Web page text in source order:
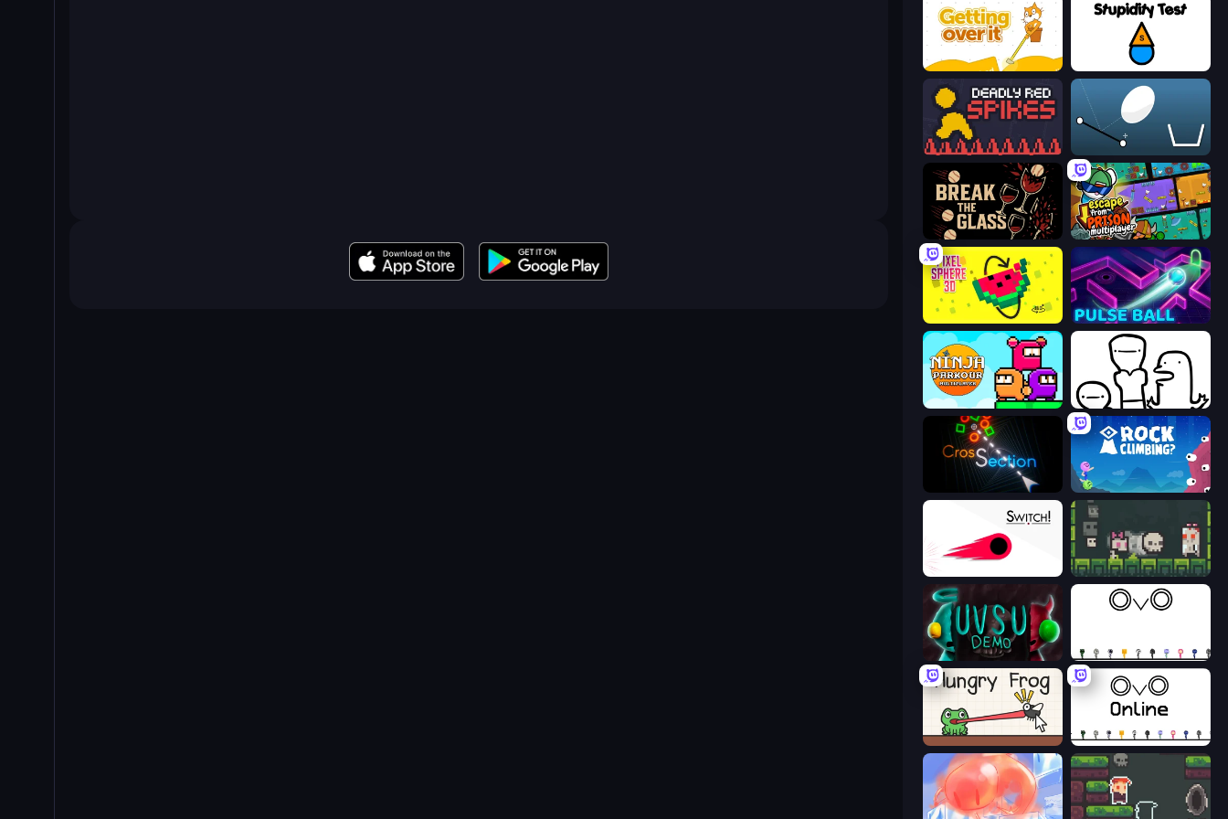
Getting Over It Stupidity Test
Deadly Red Spikes Bouncy Egg
Break the Glass Escape From Prison Multiplayer
Pixel Sphere 3D Pulse Ball
Ninja Parkour Multiplayer I Don't Even Know
Crossection Rock Climbing?
Switch! A Grim Chase
UVSU Demo OvO Game
Hungry Frog OvO.io